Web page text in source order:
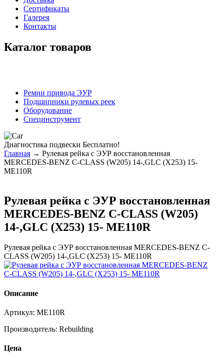
Сертификаты
Галерея
Контакты
Каталог товаров
Ремни привода ЭУР
Подшипники рулевых реек
Оборудование
Специнструмент
Диагностика подвески Бесплатно!
Главная → Рулевая рейка с ЭУР восстановленная
MERCEDES-BENZ C-CLASS (W205) 14-,GLC (X253) 15-
ME110R
Рулевая рейка с ЭУР восстановленная
MERCEDES-BENZ C-CLASS (W205)
14-,GLC (X253) 15- ME110R
Рулевая рейка с ЭУР восстановленная MERCEDES-BENZ C-
CLASS (W205) 14-,GLC (X253) 15- ME110R
Описание
Артикул: ME110R
Производитель: Rebuilding
Цена